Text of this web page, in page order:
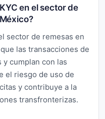
en el sector de
sector de remesas en
las transacciones de
y cumplan con las
el riesgo de uso de
y contribuye a la
transfronterizas.